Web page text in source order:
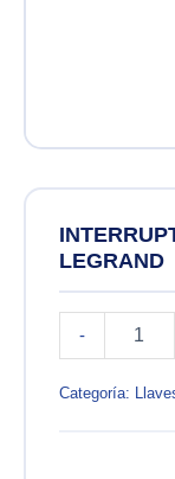
LEGRAND
-
INTERRUPTOR
DIFERENCIAL
LEGRAND
Categoría: